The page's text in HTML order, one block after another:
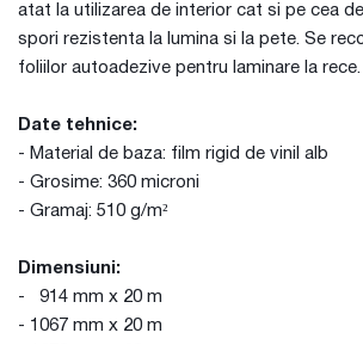
atat la utilizarea de interior cat si pe cea
spori rezistenta la lumina si la pete. Se
foliilor autoadezive pentru laminare la rece.
Date tehnice:
- Material de baza: film rigid de vinil alb
- Grosime: 360 microni
- Gramaj: 510 g/m²
Dimensiuni:
- 914 mm x 20 m
- 1067 mm x 20 m